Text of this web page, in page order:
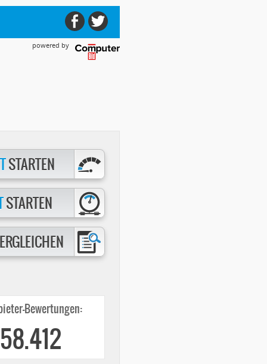
powered by
STARTEN
STARTEN
Bewertungen: